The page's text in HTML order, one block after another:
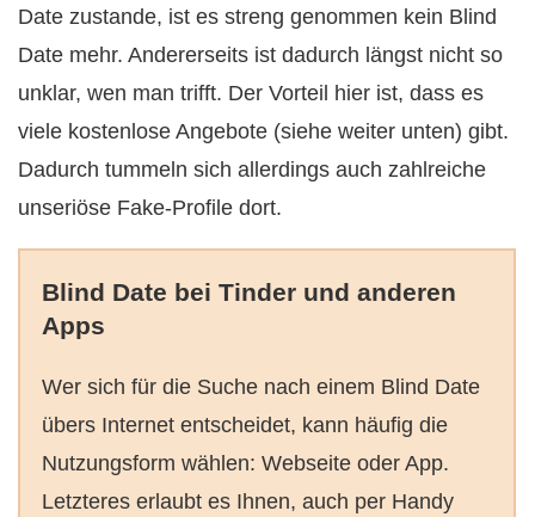
Date zustande, ist es streng genommen kein Blind
Date mehr. Andererseits ist dadurch längst nicht so
unklar, wen man trifft. Der Vorteil hier ist, dass es
viele kostenlose Angebote (siehe weiter unten) gibt.
Dadurch tummeln sich allerdings auch zahlreiche
unseriöse Fake-Profile dort.
Blind Date bei Tinder und anderen
Apps
Wer sich für die Suche nach einem Blind Date
übers Internet entscheidet, kann häufig die
Nutzungsform wählen: Webseite oder App.
Letzteres erlaubt es Ihnen, auch per Handy